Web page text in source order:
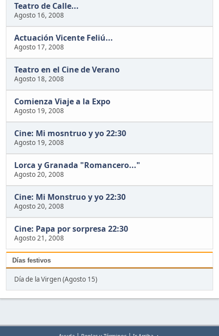
Teatro de Calle...
Agosto 16, 2008
Actuación Vicente Feliú...
Agosto 17, 2008
Teatro en el Cine de Verano
Agosto 18, 2008
Comienza Viaje a la Expo
Agosto 19, 2008
Cine: Mi mosntruo y yo 22:30
Agosto 19, 2008
Lorca y Granada "Romancero..."
Agosto 20, 2008
Cine: Mi Monstruo y yo 22:30
Agosto 20, 2008
Cine: Papa por sorpresa 22:30
Agosto 21, 2008
Días festivos
Día de la Virgen (Agosto 15)